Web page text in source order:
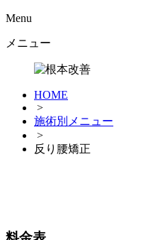
Menu
メニュー
HOME
>
施術別メニュー
>
反り腰矯正